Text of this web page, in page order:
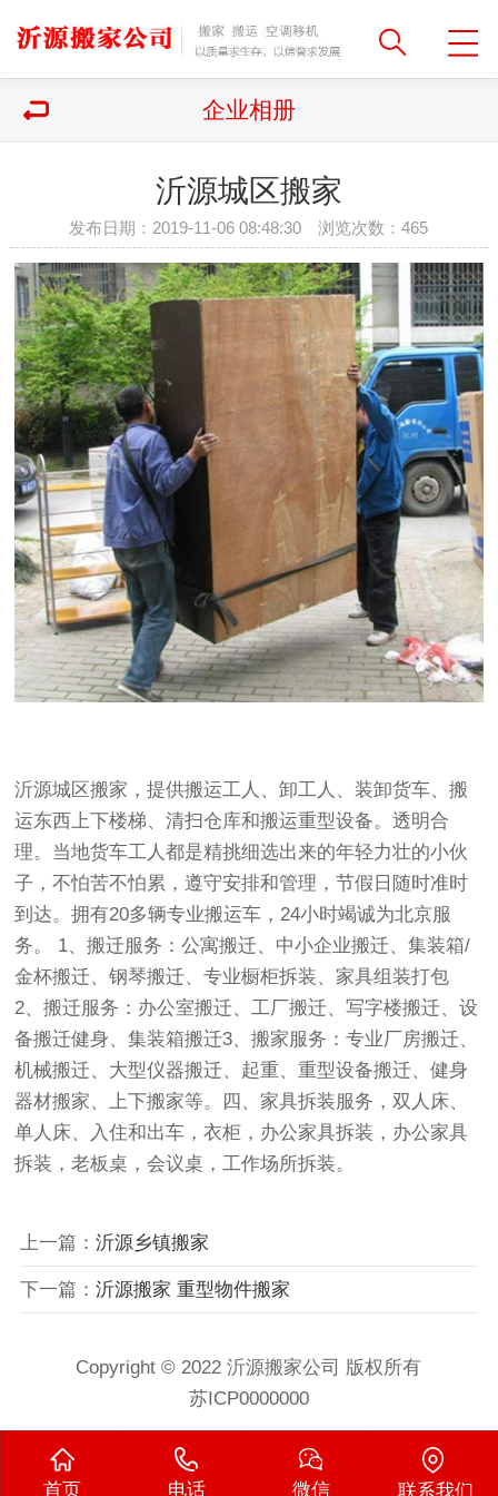
企业相册
沂源城区搬家
发布日期：2019-11-06 08:48:30 浏览次数：465
沂源城区搬家，提供搬运工人、卸工人、装卸货车、搬
运东西上下楼梯、清扫仓库和搬运重型设备。透明合
理。当地货车工人都是精挑细选出来的年轻力壮的小伙
子，不怕苦不怕累，遵守安排和管理，节假日随时准时
到达。拥有20多辆专业搬运车，24小时竭诚为北京服
务。 1、搬迁服务：公寓搬迁、中小企业搬迁、集装箱/
金杯搬迁、钢琴搬迁、专业橱柜拆装、家具组装打包
2、搬迁服务：办公室搬迁、工厂搬迁、写字楼搬迁、设
备搬迁健身、集装箱搬迁3、搬家服务：专业厂房搬迁、
机械搬迁、大型仪器搬迁、起重、重型设备搬迁、健身
器材搬家、上下搬家等。四、家具拆装服务，双人床、
单人床、入住和出车，衣柜，办公家具拆装，办公家具
拆装，老板桌，会议桌，工作场所拆装。
上一篇： 沂源乡镇搬家
下一篇： 沂源搬家 重型物件搬家
Copyright © 2022 沂源搬家公司 版权所有
苏ICP0000000
首页 电话 微信 联系我们